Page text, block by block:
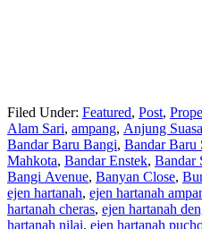
Filed Under: Featured, Post,
Alam Sari, ampang, Anjung
Bandar Baru Bangi, Bandar Baru
Mahkota, Bandar Enstek, Bandar
Bangi Avenue, Banyan Close,
ejen hartanah, ejen hartanah
hartanah cheras, ejen hartanah
hartanah nilai, ejen hartanah